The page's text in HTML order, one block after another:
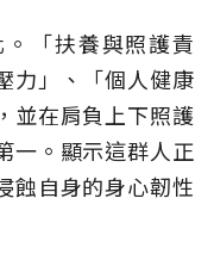
「扶養與照護責
力」、「個人健康
並在肩負上下照護
一。顯示這群人正
蝕自身的身心韌性